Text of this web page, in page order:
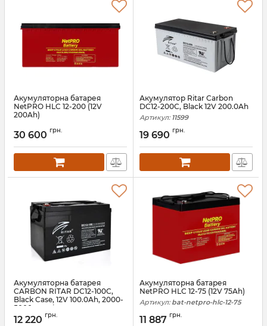
Акумуляторна батарея
NetPRO HLC 12-200 (12V
200Ah)
30 600 грн.
Акумулятор Ritar Carbon
DC12-200C, Black 12V 200.0Ah
Артикул: 11599
19 690 грн.
Акумуляторна батарея
CARBON RITAR DC12-100C,
Black Case, 12V 100.0Ah, 2000-
5000 циклів
Артикул: 14544
12 220 грн.
Акумуляторна батарея
NetPRO HLC 12-75 (12V 75Ah)
Артикул: bat-netpro-hlc-12-75
11 887 грн.